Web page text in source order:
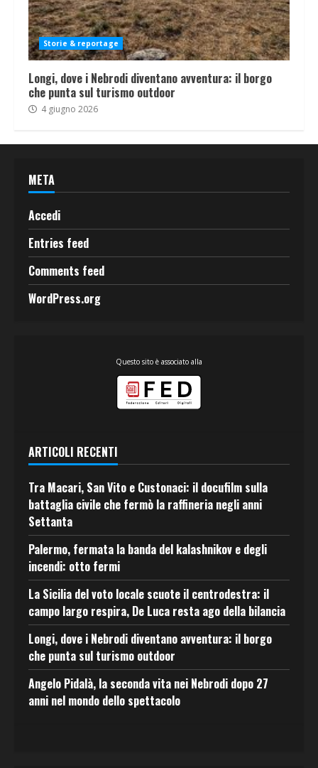
Storie & reportage
Longi, dove i Nebrodi diventano avventura: il borgo
che punta sul turismo outdoor
4 giugno 2026
META
Accedi
Entries feed
Comments feed
WordPress.org
Questo sito è associato alla
ARTICOLI RECENTI
Tra Macari, San Vito e Custonaci: il docufilm sulla
battaglia civile che fermò la raffineria negli anni
Settanta
Palermo, fermata la banda del kalashnikov e degli
incendi: otto fermi
La Sicilia del voto locale scuote il centrodestra: il
campo largo respira, De Luca resta ago della bilancia
Longi, dove i Nebrodi diventano avventura: il borgo
che punta sul turismo outdoor
Angelo Pidalà, la seconda vita nei Nebrodi dopo 27
anni nel mondo dello spettacolo